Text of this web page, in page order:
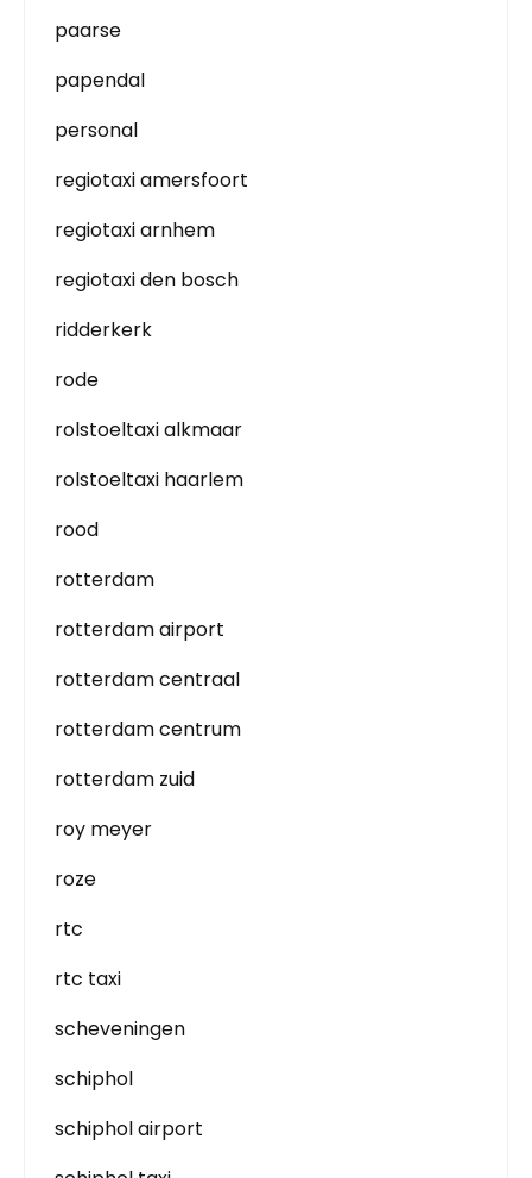
paarse
papendal
personal
regiotaxi amersfoort
regiotaxi arnhem
regiotaxi den bosch
ridderkerk
rode
rolstoeltaxi alkmaar
rolstoeltaxi haarlem
rood
rotterdam
rotterdam airport
rotterdam centraal
rotterdam centrum
rotterdam zuid
roy meyer
roze
rtc
rtc taxi
scheveningen
schiphol
schiphol airport